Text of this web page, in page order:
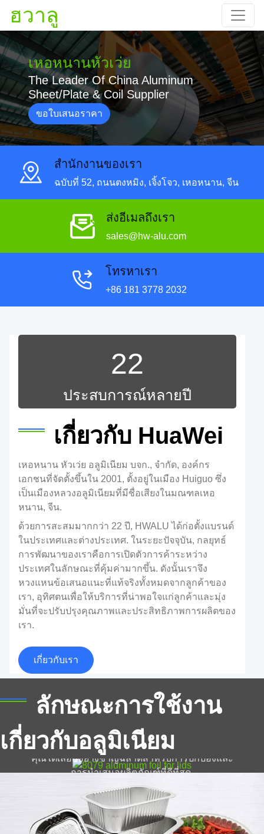
ฮวาลู
เหอหนานหัวเว่ย
The Leader Of China Aluminum
Sheet/Plate & Coil Supplier
ขอใบเสนอราคา
สํานักงานของเรา
ฉบับที่ 52, ถนนตงหมิง, เจิ้งโจว, เหอหนาน, จีน
ส่งอีเมลถึงเรา
sales@hw-alu.com
โทรหาเรา
+86 181 3778 2032
22
ประสบการณ์หลายปี
เกี่ยวกับ HuaWei
เหอหนาน หัวเว่ย อลูมิเนียม บจก., จํากัด, องค์กร
เอกชนที่จัดตั้งขึ้นใน 2001, ตั้งอยู่ในเมือง Huiguo ซึ่ง
เป็นเมืองหลวงอลูมิเนียมที่มีชื่อเสียงในมณฑลเหอ
หนาน, จีน.
ด้วยการสะสมมากกว่า 22 ปี, HWALU ได้ก่อตั้งแบรนด์
ในประเทศและต่างประเทศ. ในระยะปัจจุบัน, กลยุทธ์
การพัฒนาของเราคือการเปิดตัวการค้าระหว่าง
ประเทศในลักษณะที่คุ้มค่ามากขึ้น. ดังนั้นเราจึง
หวงแหนข้อเสนอแนะที่แท้จริงทั้งหมดจากลูกค้าของ
เรา, อุทิศตนเพื่อให้บริการที่น่าพอใจแก่ลูกค้าและมุ่ง
มั่นที่จะปรับปรุงคุณภาพและประสิทธิภาพการผลิตของ
เรา.
เกี่ยวกับเรา
ลักษณะการใช้งาน
เกี่ยวกับอลูมิเนียม
8079 อลูมิเนียมฟอยล์สำหรับฝา
เรียนรู้ทุกอย่างเกี่ยวกับ 8079 อลูมิเนียมฟอยล์สำหรับฝา
ปิดจากวัสดุศาสตร์ไปจนถึงการใช้งานจริงเพื่อให้มั่นใจว่า
คุณได้เลือกอย่างชาญฉลาดสำหรับการปกป้องและ
การนำเสนอผลิตภัณฑ์ที่ดีที่สุด.
ภาชนะอลูมิเนียมฟอยล์ประทับด้วยอลูมิเนียมฟอยล์ที่มี
ความหนา 0.03 มม.~0.20 มม. พวกเขาไม่เป็นพิษ, ไม่
เป็นอันตราย, ปลอดภัย ถูกหลักอนามัย, ทนต่ออุณหภูมิสูง
และต่ำ, และสีเขียวและเป็นมิตรกับสิ่งแวดล้อม.
แผ่นอลูมิเนียมสำหรับการโฆษณา
แผ่นอลูมิเนียมสำหรับการโฆษณานำเสนอการผสมผสาน